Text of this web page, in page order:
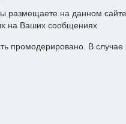
на данном
на Ваших сообщениях.
промодерировано. В